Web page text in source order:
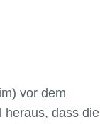
vor dem
heraus, dass die